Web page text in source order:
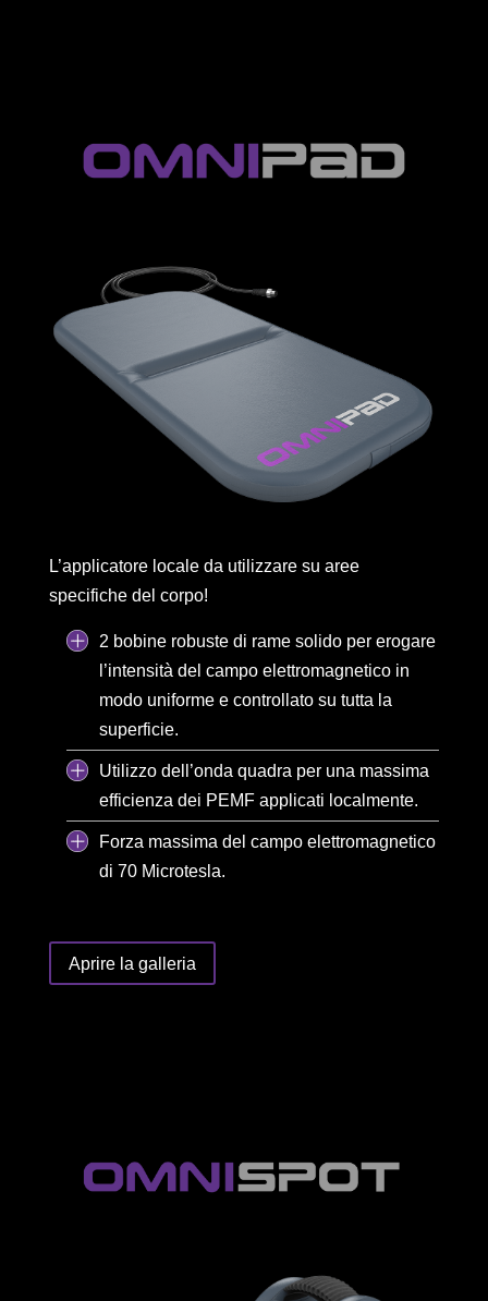
L’applicatore locale da utilizzare su aree
specifiche del corpo!
2 bobine robuste di rame solido per erogare
l’intensità del campo elettromagnetico in
modo uniforme e controllato su tutta la
superficie.
Utilizzo dell’onda quadra per una massima
efficienza dei PEMF applicati localmente.
Forza massima del campo elettromagnetico
di 70 Microtesla.
Aprire la galleria